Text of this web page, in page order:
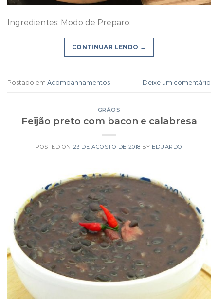
Ingredientes: Modo de Preparo:
CONTINUAR LENDO →
Postado em Acompanhamentos Deixe um comentário
GRÃOS
Feijão preto com bacon e calabresa
POSTED ON 23 DE AGOSTO DE 2018 BY EDUARDO